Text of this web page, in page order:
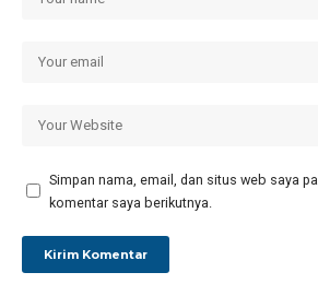
Simpan nama, email, dan situs web saya
komentar saya berikutnya.